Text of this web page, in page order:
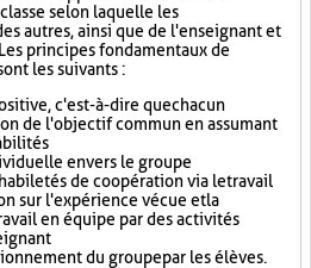
selon laquelle les
autres, ainsi que de l'enseignant et
principes fondamentaux de
les suivants :
c'est-à-dire que chacun
de l'objectif commun en assumant
envers le groupe
de coopération via le travail
sur l'expérience vécue et la
en équipe par des activités
du groupe par les élèves.